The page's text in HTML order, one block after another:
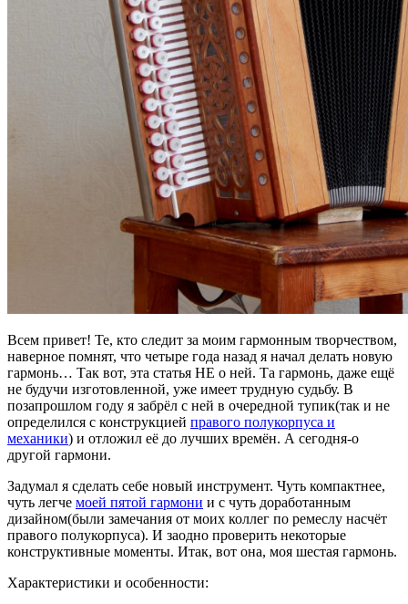
Всем привет! Те, кто следит за моим гармонным творчеством,
наверное помнят, что четыре года назад я начал делать новую
гармонь… Так вот, эта статья НЕ о ней. Та гармонь, даже ещё
не будучи изготовленной, уже имеет трудную судьбу. В
позапрошлом году я забрёл с ней в очередной тупик(так и не
определился с конструкцией правого полукорпуса и
механики) и отложил её до лучших времён. А сегодня-о
другой гармони.
Задумал я сделать себе новый инструмент. Чуть компактнее,
чуть легче моей пятой гармони и с чуть доработанным
дизайном(были замечания от моих коллег по ремеслу насчёт
правого полукорпуса). И заодно проверить некоторые
конструктивные моменты. Итак, вот она, моя шестая гармонь.
Характеристики и особенности: